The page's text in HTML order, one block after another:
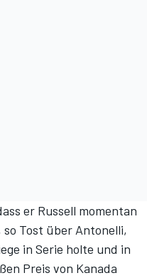
er Russell momentan
Tost über Antonelli,
in Serie holte und in
Preis von Kanada